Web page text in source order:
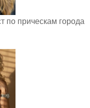
по прическам города